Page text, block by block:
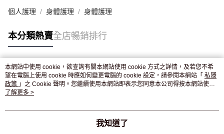
個人護理 身體護理 身體護理
本分類熱賣全店暢銷排行
熱門標籤
熱銷排行
本網站中使用 cookie，欲查詢有關本網站使用 cookie 方式之詳情，及若您不希
望在電腦上使用 cookie 時應如何變更電腦的 cookie 設定，請參閱本網站「 私隱
政策 」之 Cookie 聲明。您繼續使用本網站即表示您同意本公司得按本網站使用
條款之 Cookie 聲明使用 cookie。
了解更多 >
我知道了